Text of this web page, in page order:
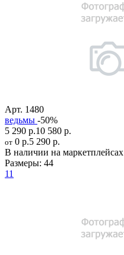
Арт. 1480
ведьмы -50%
5 290 р.10 580 р.
от 0 р.5 290 р.
В наличии на маркетплейсах
Размеры: 44
11